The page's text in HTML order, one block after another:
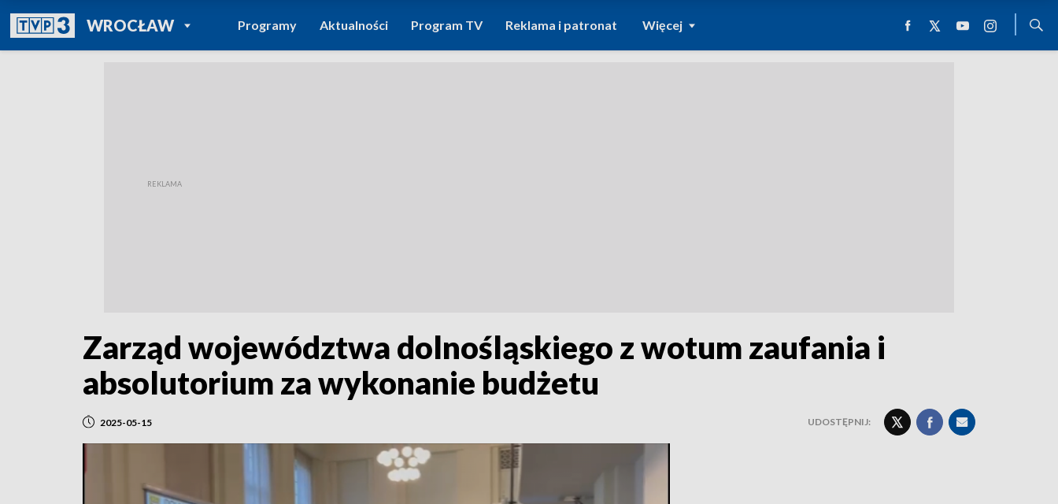
WROCŁAWPOWRÓT DO
TVP REGIONY
Programy Aktualności Program TV Reklama i patronat Więcej
Zarząd województwa dolnośląskiego z wotum zaufania i
absolutorium za wykonanie budżetu
2025-05-15 UDOSTĘPNIJ: